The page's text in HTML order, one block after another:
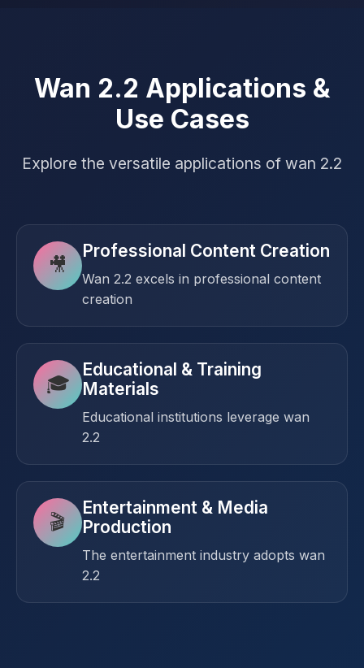
Wan 2.2 Applications &
Use Cases
Explore the versatile applications of wan 2.2
🎥
Professional Content Creation
Wan 2.2 excels in professional content
creation
🎓
Educational & Training
Materials
Educational institutions leverage wan
2.2
🎬
Entertainment & Media
Production
The entertainment industry adopts wan
2.2